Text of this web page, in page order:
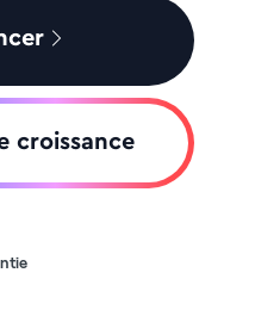
croissance